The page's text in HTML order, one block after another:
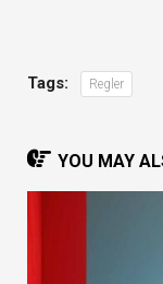
Tags: Regler
YOU MAY